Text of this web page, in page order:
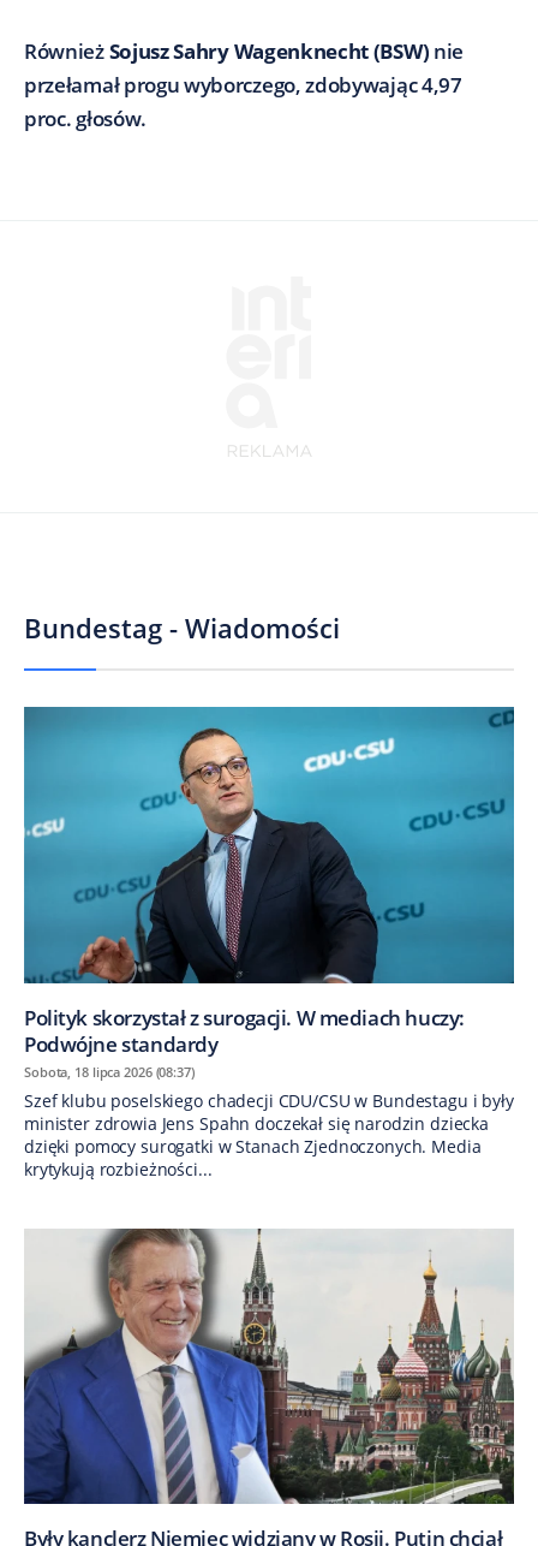
RównieżSojusz Sahry Wagenknecht (BSW) nie
przełamał progu wyborczego, zdobywając 4,97
proc. głosów.
Bundestag - Wiadomości
Polityk skorzystał z surogacji. W mediach huczy:
Podwójne standardy
Sobota, 18 lipca 2026 (08:37)
Szef klubu poselskiego chadecji CDU/CSU w Bundestagu i były
minister zdrowia Jens Spahn doczekał się narodzin dziecka
dzięki pomocy surogatki w Stanach Zjednoczonych. Media
krytykują rozbieżności...
Były kanclerz Niemiec widziany w Rosji. Putin chciał